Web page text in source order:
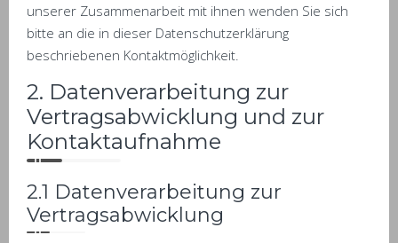
unserer Zusammenarbeit mit ihnen wenden Sie sich
bitte an die in dieser Datenschutzerklärung
beschriebenen Kontaktmöglichkeit.
2. Datenverarbeitung zur
Vertragsabwicklung und zur
Kontaktaufnahme
2.1 Datenverarbeitung zur
Vertragsabwicklung